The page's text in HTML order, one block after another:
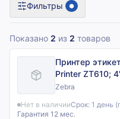
Фильтры ●
Показано 2 из 2 товаров
Принтер
Printer ZT610;
Serial, USB,
Zebra
Нет в наличииСрок: 1 день
Гарантия 12 мес.